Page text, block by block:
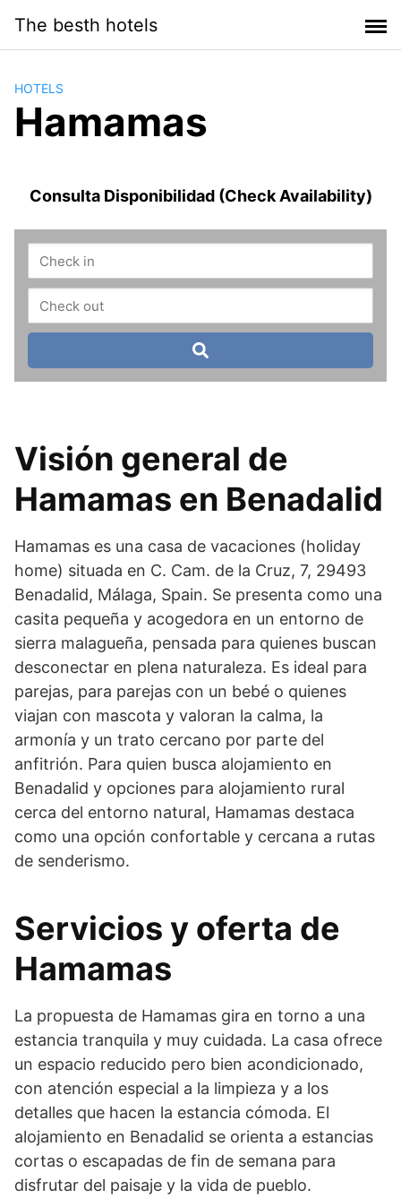
contenido
The besth hotels
HOTELS
Hamamas
Consulta Disponibilidad (Check Availability)
Visión general de
Hamamas en Benadalid
Hamamas es una casa de vacaciones (holiday
home) situada en C. Cam. de la Cruz, 7, 29493
Benadalid, Málaga, Spain. Se presenta como una
casita pequeña y acogedora en un entorno de
sierra malagueña, pensada para quienes buscan
desconectar en plena naturaleza. Es ideal para
parejas, para parejas con un bebé o quienes
viajan con mascota y valoran la calma, la
armonía y un trato cercano por parte del
anfitrión. Para quien busca alojamiento en
Benadalid y opciones para alojamiento rural
cerca del entorno natural, Hamamas destaca
como una opción confortable y cercana a rutas
de senderismo.
Servicios y oferta de
Hamamas
La propuesta de Hamamas gira en torno a una
estancia tranquila y muy cuidada. La casa ofrece
un espacio reducido pero bien acondicionado,
con atención especial a la limpieza y a los
detalles que hacen la estancia cómoda. El
alojamiento en Benadalid se orienta a estancias
cortas o escapadas de fin de semana para
disfrutar del paisaje y la vida de pueblo.